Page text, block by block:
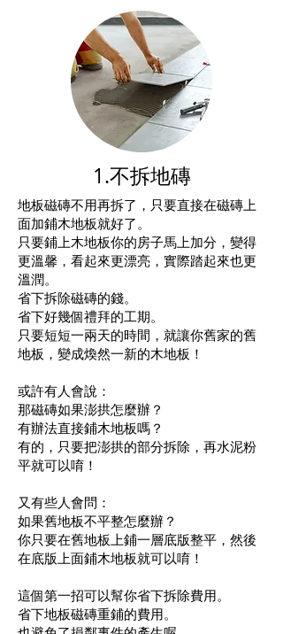
1.不拆地磚
地板磁磚不用再拆了，只要直接在磁磚上
面加鋪木地板就好了。
只要鋪上木地板你的房子馬上加分，變得
更溫馨，看起來更漂亮，實際踏起來也更
溫潤。
省下拆除磁磚的錢。
省下好幾個禮拜的工期。
只要短短一兩天的時間，就讓你舊家的舊
地板，變成煥然一新的木地板！
或許有人會說：
那磁磚如果澎拱怎麼辦？
有辦法直接鋪木地板嗎？
有的，只要把澎拱的部分拆除，再水泥粉
平就可以唷！
又有些人會問：
如果舊地板不平整怎麼辦？
你只要在舊地板上鋪一層底版整平，然後
在底版上面鋪木地板就可以唷！
這個第一招可以幫你省下拆除費用。
省下地板磁磚重鋪的費用。